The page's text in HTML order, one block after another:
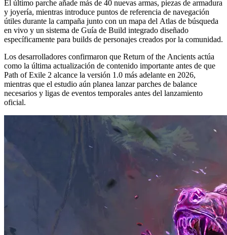
El último parche añade más de 40 nuevas armas, piezas de armadura
y joyería, mientras introduce puntos de referencia de navegación
útiles durante la campaña junto con un mapa del Atlas de búsqueda
en vivo y un sistema de Guía de Build integrado diseñado
específicamente para builds de personajes creados por la comunidad.
Los desarrolladores confirmaron que Return of the Ancients actúa
como la última actualización de contenido importante antes de que
Path of Exile 2 alcance la versión 1.0 más adelante en 2026,
mientras que el estudio aún planea lanzar parches de balance
necesarios y ligas de eventos temporales antes del lanzamiento
oficial.